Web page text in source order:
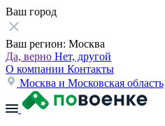
Ваш город
Ваш регион: Москва
Да, верно Нет, другой
О компании Контакты
Москва и Московская область